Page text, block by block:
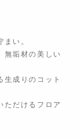
い。
無垢材の美しい
成りのコット
ただけるフロア